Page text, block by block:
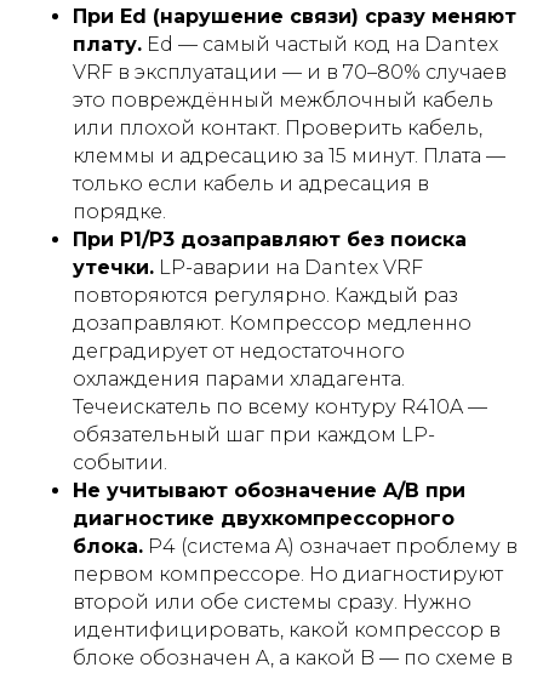
При Ed (нарушение связи) сразу меняют
плату. Ed — самый частый код на Dantex
VRF в эксплуатации — и в 70–80% случаев
это повреждённый межблочный кабель
или плохой контакт. Проверить кабель,
клеммы и адресацию за 15 минут. Плата —
только если кабель и адресация в
порядке.
При P1/P3 дозаправляют без поиска
утечки. LP-аварии на Dantex VRF
повторяются регулярно. Каждый раз
дозаправляют. Компрессор медленно
деградирует от недостаточного
охлаждения парами хладагента.
Течеискатель по всему контуру R410A —
обязательный шаг при каждом LP-
событии.
Не учитывают обозначение A/B при
диагностике двухкомпрессорного
блока. P4 (система A) означает проблему в
первом компрессоре. Но диагностируют
второй или обе системы сразу. Нужно
идентифицировать, какой компрессор в
блоке обозначен A, а какой B — по схеме в